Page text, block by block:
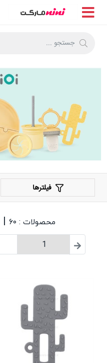
فیلترها
محصولات : ۶۰ |
1